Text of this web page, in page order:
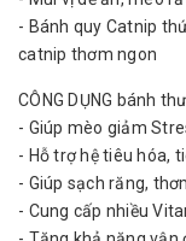
- Bánh quy Catnip
catnip thơm ngon
CÔNG DỤNG bánh
- Giúp mèo giảm
- Hỗ trợ hệ tiêu hóa,
- Giúp sạch răng,
- Cung cấp nhiều